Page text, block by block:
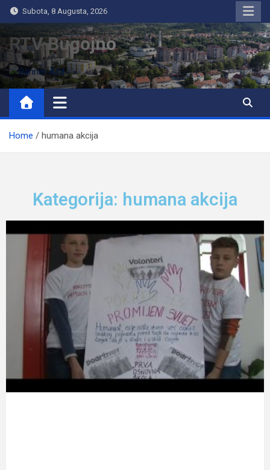
Subota, 8 Augusta, 2026
RTV Bugojno
Home humana akcija
Kategorija: humana akcija